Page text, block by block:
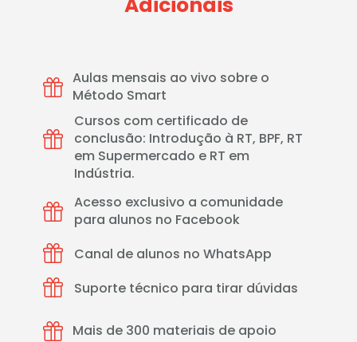
Aulas mensais ao vivo sobre o
Método Smart
Mais de 300 materiais de apoio
Cursos com certificado de
conclusão: Introdução à RT, BPF, RT
em Supermercado e RT em
Indústria.
Acesso exclusivo a comunidade
para alunos no Facebook
Canal de alunos no WhatsApp
Suporte técnico para tirar dúvidas